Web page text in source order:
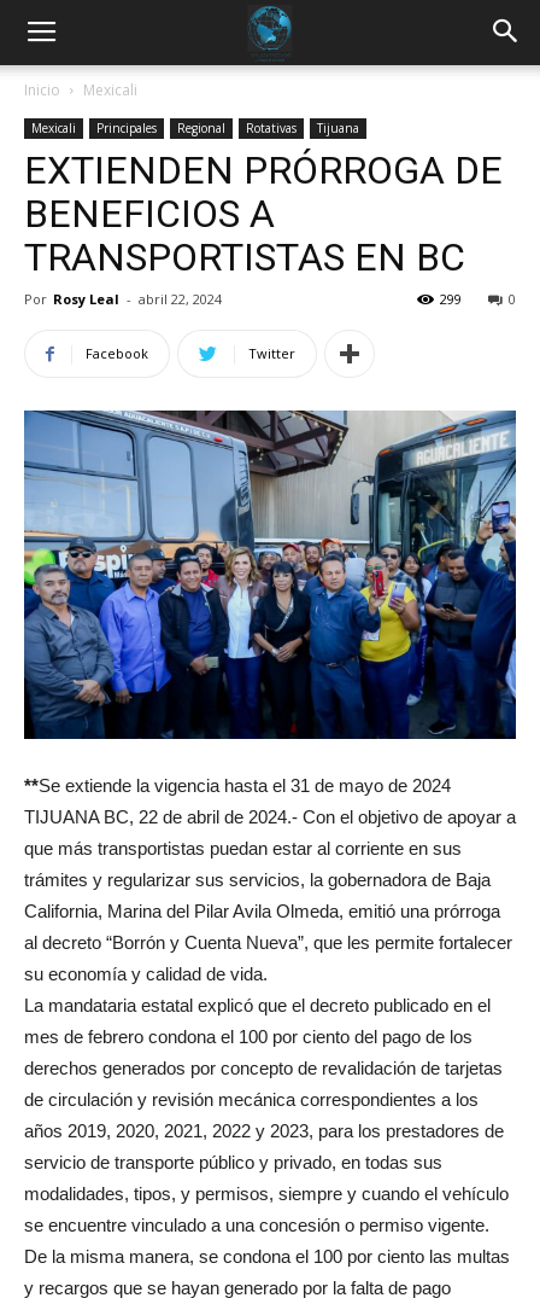
Inicio Mexicali
Mexicali Principales Regional Rotativas Tijuana
EXTIENDEN PRÓRROGA DE
BENEFICIOS A
TRANSPORTISTAS EN BC
Por Rosy Leal - abril 22, 2024 0
299
Facebook Twitter
**Se extiende la vigencia hasta el 31 de mayo de 2024
TIJUANA BC, 22 de abril de 2024.- Con el objetivo de apoyar a
que más transportistas puedan estar al corriente en sus
trámites y regularizar sus servicios, la gobernadora de Baja
California, Marina del Pilar Avila Olmeda, emitió una prórroga
al decreto “Borrón y Cuenta Nueva”, que les permite fortalecer
su economía y calidad de vida.
La mandataria estatal explicó que el decreto publicado en el
mes de febrero condona el 100 por ciento del pago de los
derechos generados por concepto de revalidación de tarjetas
de circulación y revisión mecánica correspondientes a los
años 2019, 2020, 2021, 2022 y 2023, para los prestadores de
servicio de transporte público y privado, en todas sus
modalidades, tipos, y permisos, siempre y cuando el vehículo
se encuentre vinculado a una concesión o permiso vigente.
De la misma manera, se condona el 100 por ciento las multas
y recargos que se hayan generado por la falta de pago